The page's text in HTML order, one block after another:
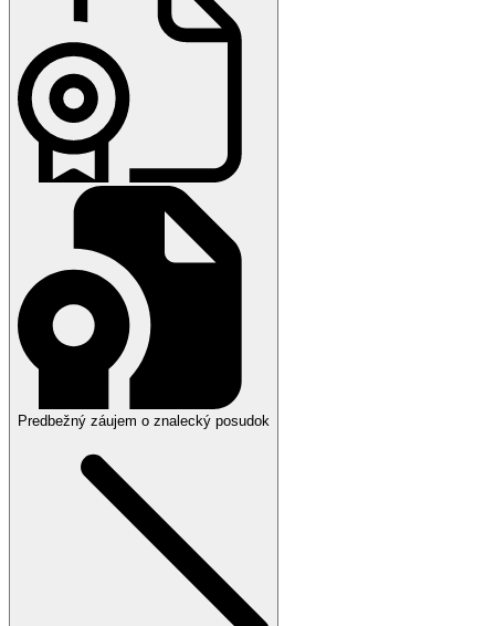
Predbežný záujem o znalecký posudok